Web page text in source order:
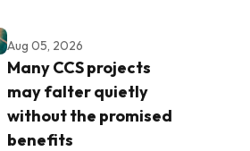
Aug 05, 2026
Many CCS projects
may falter quietly
without the promised
benefits